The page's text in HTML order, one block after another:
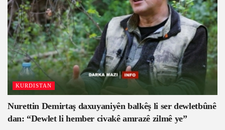
KURDISTAN
Nurettin Demirtaş daxuyaniyên balkêş li ser dewletbûnê
dan: “Dewlet li hember civakê amrazê zilmê ye”